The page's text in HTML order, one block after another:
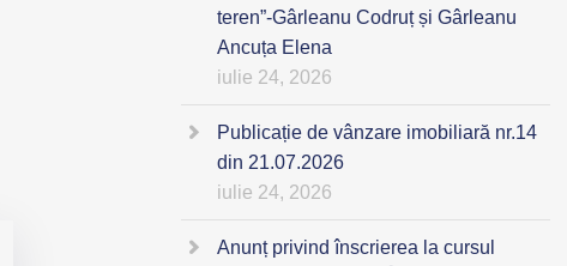
teren”-Gârleanu Codruț și Gârleanu
Ancuța Elena
iulie 24, 2026
Publicație de vânzare imobiliară nr.14
din 21.07.2026
iulie 24, 2026
Anunț privind înscrierea la cursul